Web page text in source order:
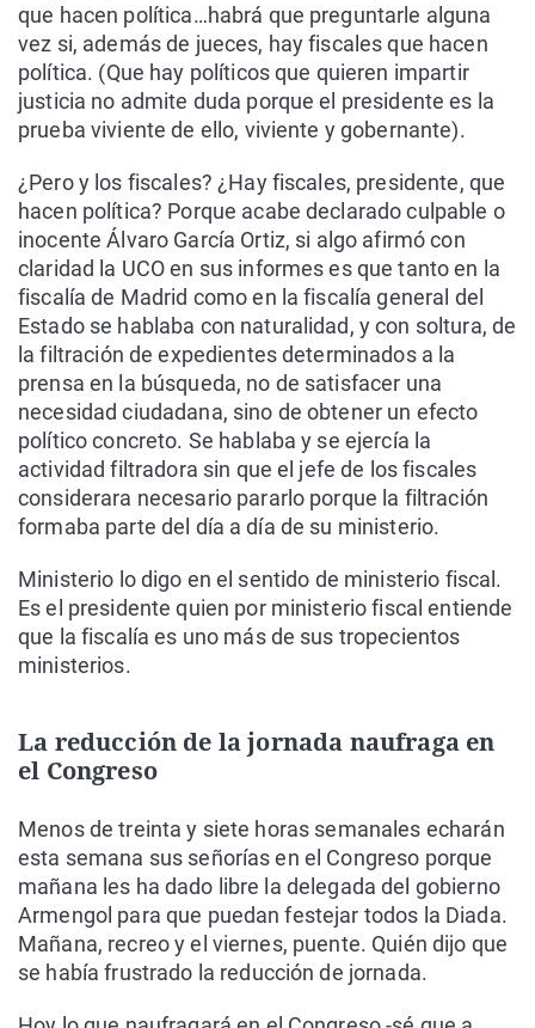
que hacen política…habrá que preguntarle alguna
vez si, además de jueces, hay fiscales que hacen
política. (Que hay políticos que quieren impartir
justicia no admite duda porque el presidente es la
prueba viviente de ello, viviente y gobernante).
¿Pero y los fiscales? ¿Hay fiscales, presidente, que
hacen política? Porque acabe declarado culpable o
inocente Álvaro García Ortiz, si algo afirmó con
claridad la UCO en sus informes es que tanto en la
fiscalía de Madrid como en la fiscalía general del
Estado se hablaba con naturalidad, y con soltura, de
la filtración de expedientes determinados a la
prensa en la búsqueda, no de satisfacer una
necesidad ciudadana, sino de obtener un efecto
político concreto. Se hablaba y se ejercía la
actividad filtradora sin que el jefe de los fiscales
considerara necesario pararlo porque la filtración
formaba parte del día a día de su ministerio.
Ministerio lo digo en el sentido de ministerio fiscal.
Es el presidente quien por ministerio fiscal entiende
que la fiscalía es uno más de sus tropecientos
ministerios.
La reducción de la jornada naufraga en
el Congreso
Menos de treinta y siete horas semanales echarán
esta semana sus señorías en el Congreso porque
mañana les ha dado libre la delegada del gobierno
Armengol para que puedan festejar todos la Diada.
Mañana, recreo y el viernes, puente. Quién dijo que
se había frustrado la reducción de jornada.